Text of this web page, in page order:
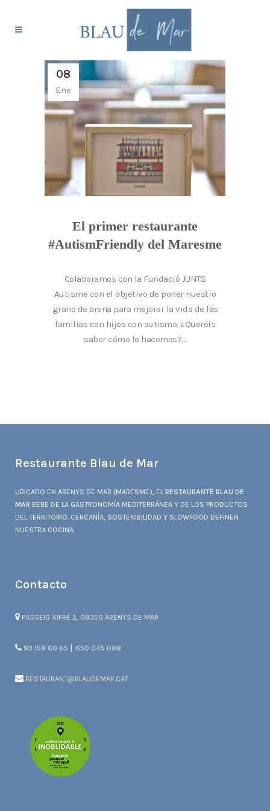
08
Ene
El primer restaurante
#AutismFriendly del Maresme
Colaboramos con la Fundació JUNTS
Autisme con el objetivo de poner nuestro
grano de arena para mejorar la vida de las
familias con hijos con autismo. ¿Queréis
saber cómo lo hacemos?...
Restaurante Blau de Mar
UBICADO EN ARENYS DE MAR (MARESME), ELRESTAURANTE BLAU DE
MAR BEBE DE LA GASTRONOMÍA MEDITERRÁNEA Y DE LOS PRODUCTOS
DEL TERRITORIO. CERCANÍA, SOSTENIBILIDAD Y SLOWFOOD DEFINEN
NUESTRA COCINA.
Contacto
PASSEIG XIFRÉ 2, 08350 ARENYS DE MAR
93 158 60 65 | 650 045 008
RESTAURANT@BLAUDEMAR.CAT